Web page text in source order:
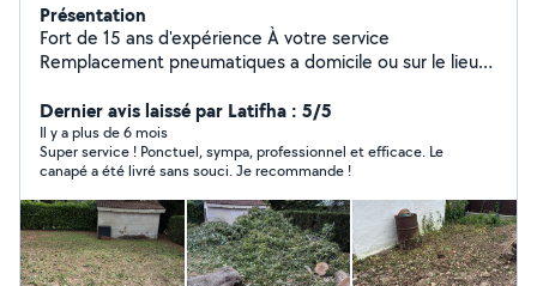
Présentation
Fort de 15 ans d'expérience À votre service
Remplacement pneumatiques a domicile ou sur le lieu
Dernier avis laissé par Latifha : 5/5
Il y a plus de 6 mois
Super service ! Ponctuel, sympa, professionnel et efficace. Le
canapé a été livré sans souci. Je recommande !